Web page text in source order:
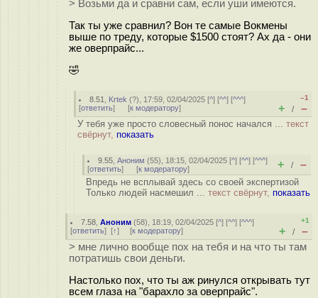
> Возьми да и сравни сам, если уши имеются.
Так ты уже сравнил? Вон те самые Вокмены
выше по треду, которые $1500 стоят? Ах да - они
же оверпрайс...
🤣
8.51 Krtek (?), 17:59, 02/04/2025 [^] [^^] [^^^]
[ответить] [к модератору]
–1
+ / –
У тебя уже просто словесный понос начался ... текст
свёрнут, показать
9.55 ,Аноним (55), 18:15, 02/04/2025 [^] [^^] [^^^]
[ответить] [к модератору] + / –
Впредь не всплывай здесь со своей экспертизой
Только людей насмешил ... текст свёрнут, показать
7.58 ,Аноним (58), 18:19, 02/04/2025 [^] [^^] [^^^]
[ответить] [↑] [к модератору]
+1
+ / –
> мне лично вообще пох на тебя и на что ты там
потратишь свои деньги.
Настолько пох, что ты аж ринулся открывать тут
всем глаза на "барахло за оверпрайс".